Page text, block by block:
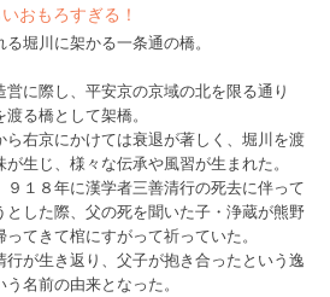
おもろすぎる！
堀川に架かる一条通の橋。
営に際し、平安京の京域の北を限る通り
る橋として架橋。
右京にかけては衰退が著しく、堀川を渡
生じ、様々な伝承や風習が生まれた。
９１８年に漢学者三善清行の死去に伴って
した際、父の死を聞いた子・浄蔵が熊野
てきて棺にすがって祈っていた。
が生き返り、父子が抱き合ったという逸
名前の由来となった。